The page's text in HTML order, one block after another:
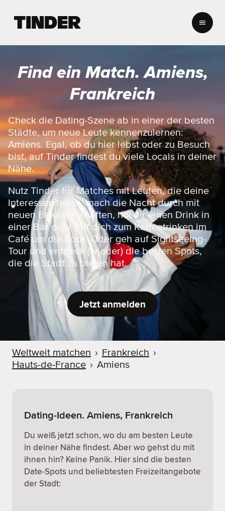
r
S
a
r
t
s
e
i
t
e
Find ein Match. Amiens,
Frankreich
Check die Dating-Szene ab in einer der besten
Städte, um neue Leute kennenzulernen:
Amiens. Egal, ob du hier lebst oder zu Besuch
bist, auf Tinder findest du viele Locals in deiner
Nähe.
Nutz Tinder für Matches mit Leuten, die deine
Interessen teilen, mach die Nacht durch mit
neuen Bekanntschaften, hol dir einen Drink in
einer Bar oder triff dich zum Kaffeetrinken im
Café um die Ecke. Oder geh auf Sightseeing-
Tour und entdeck (wieder) die besten Spots,
die die Stadt zu bieten hat.
Jetzt anmelden
Weltweit matchen › Frankreich ›
Hauts-de-France › Amiens
Dating-Ideen. Amiens, Frankreich
Du weiß jetzt schon, wo du am besten Leute
in deiner Nähe findest. Aber wo gehst du mit
ihnen hin? Keine Panik. Hier sind die besten
Date-Spots und beliebtesten Freizeitangebote
der Stadt: